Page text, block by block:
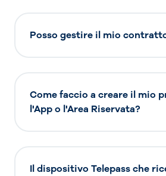
Posso gestire il mio
Come faccio a creare il mio
l'App o l'Area Riservata?
Il dispositivo Telepass che